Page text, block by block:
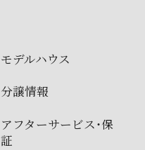
モデルハウス
分譲情報
アフターサービス・保
証